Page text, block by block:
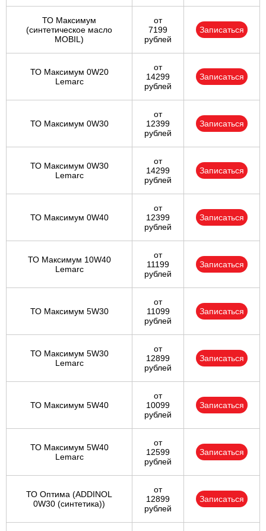
ТО Максимум
(cинтетическое масло
MOBIL)
от
7199
рублей
Записаться
ТО Максимум 0W20
Lemarc
от
14299
рублей
Записаться
ТО Максимум 0W30
от
12399
рублей
Записаться
ТО Максимум 0W30
Lemarc
от
14299
рублей
Записаться
ТО Максимум 0W40
от
12399
рублей
Записаться
ТО Максимум 10W40
Lemarc
от
11199
рублей
Записаться
ТО Максимум 5W30
от
11099
рублей
Записаться
ТО Максимум 5W30
Lemarc
от
12899
рублей
Записаться
ТО Максимум 5W40
от
10099
рублей
Записаться
ТО Максимум 5W40
Lemarc
от
12599
рублей
Записаться
ТО Оптима (ADDINOL
0W30 (синтетика))
от
12899
рублей
Записаться